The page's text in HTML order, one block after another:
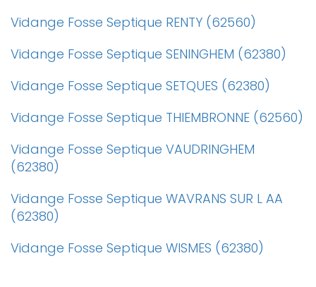
Vidange Fosse Septique RENTY (62560)
Vidange Fosse Septique SENINGHEM (62380)
Vidange Fosse Septique SETQUES (62380)
Vidange Fosse Septique THIEMBRONNE (62560)
Vidange Fosse Septique VAUDRINGHEM
(62380)
Vidange Fosse Septique WAVRANS SUR L AA
(62380)
Vidange Fosse Septique WISMES (62380)